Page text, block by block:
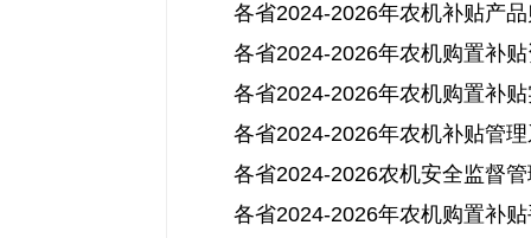
各省2024-2026年农机补贴产
各省2024-2026年农机购置补
各省2024-2026年农机购置补
各省2024-2026年农机补贴管
各省2024-2026农机安全监督
各省2024-2026年农机购置补